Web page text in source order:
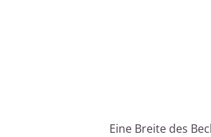
Eine Breite des